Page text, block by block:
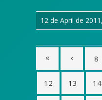
12 de April de 2011
8
12 13 14